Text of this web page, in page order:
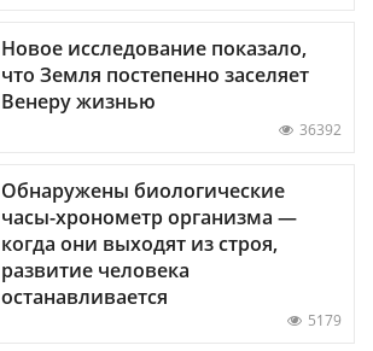
Новое исследование показало,
что Земля постепенно заселяет
Венеру жизнью
36392
Обнаружены биологические
часы-хронометр организма —
когда они выходят из строя,
развитие человека
останавливается
5179